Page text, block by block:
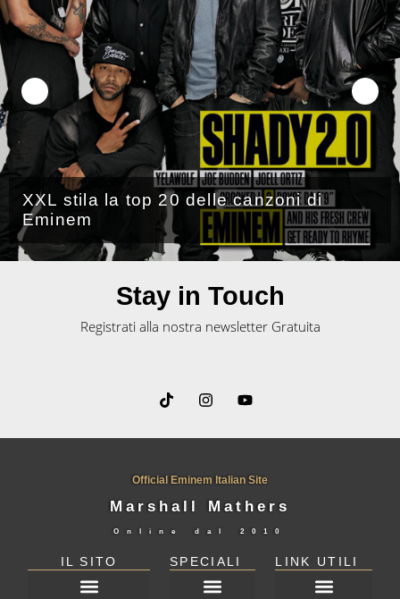
XXL stila la top 20 delle canzoni di
Eminem
Stay in Touch
Registrati alla nostra newsletter Gratuita
Official Eminem Italian Site
Marshall Mathers
Online dal 2010
IL SITO SPECIALI LINK UTILI